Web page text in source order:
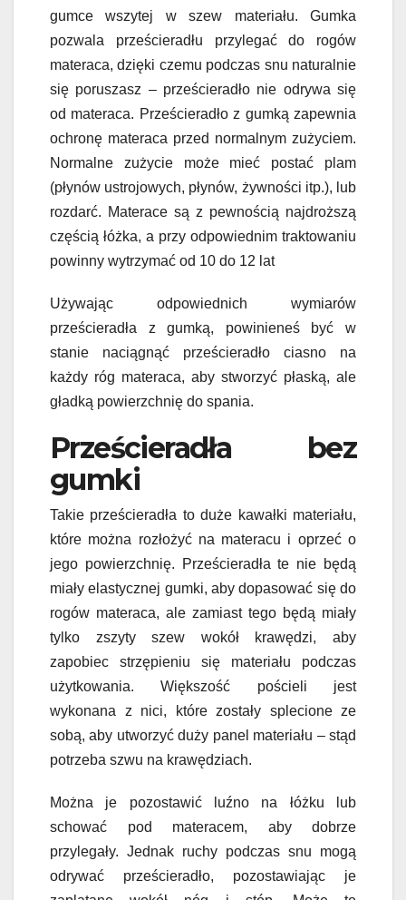
gumce wszytej w szew materiału. Gumka
pozwala prześcieradłu przylegać do rogów
materaca, dzięki czemu podczas snu naturalnie
się poruszasz – prześcieradło nie odrywa się
od materaca. Prześcieradło z gumką zapewnia
ochronę materaca przed normalnym zużyciem.
Normalne zużycie może mieć postać plam
(płynów ustrojowych, płynów, żywności itp.), lub
rozdarć. Materace są z pewnością najdroższą
częścią łóżka, a przy odpowiednim traktowaniu
powinny wytrzymać od 10 do 12 lat
Używając odpowiednich wymiarów
prześcieradła z gumką, powinieneś być w
stanie naciągnąć prześcieradło ciasno na
każdy róg materaca, aby stworzyć płaską, ale
gładką powierzchnię do spania.
Prześcieradła bez
gumki
Takie prześcieradła to duże kawałki materiału,
które można rozłożyć na materacu i oprzeć o
jego powierzchnię. Prześcieradła te nie będą
miały elastycznej gumki, aby dopasować się do
rogów materaca, ale zamiast tego będą miały
tylko zszyty szew wokół krawędzi, aby
zapobiec strzępieniu się materiału podczas
użytkowania. Większość pościeli jest
wykonana z nici, które zostały splecione ze
sobą, aby utworzyć duży panel materiału – stąd
potrzeba szwu na krawędziach.
Można je pozostawić luźno na łóżku lub
schować pod materacem, aby dobrze
przylegały. Jednak ruchy podczas snu mogą
odrywać prześcieradło, pozostawiając je